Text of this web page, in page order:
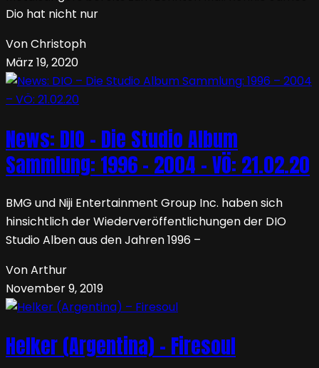
Dio hat nicht nur
Von Christoph
März 19, 2020
News: DIO – Die Studio Album
Sammlung: 1996 – 2004 – VÖ: 21.02.20
BMG und Niji Entertainment Group Inc. haben sich
hinsichtlich der Wiederveröffentlichungen der DIO
Studio Alben aus den Jahren 1996 –
Von Arthur
November 9, 2019
Helker (Argentina) – Firesoul